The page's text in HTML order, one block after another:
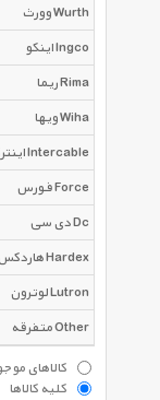
وورث Wurth
اینکو Ingco
ریما Rima
ویها Wiha
اینترکیبل Intercable
فورس Force
دی سی Dc
هاردکس Hardex
لوترون Lutron
متفرقه Other
کالاهای
کلیه کالاها